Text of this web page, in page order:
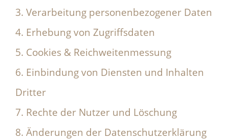
3. Verarbeitung personenbezogener Daten
4. Erhebung von Zugriffsdaten
5. Cookies & Reichweitenmessung
6. Einbindung von Diensten und Inhalten
Dritter
7. Rechte der Nutzer und Löschung
8. Änderungen der Datenschutzerklärung